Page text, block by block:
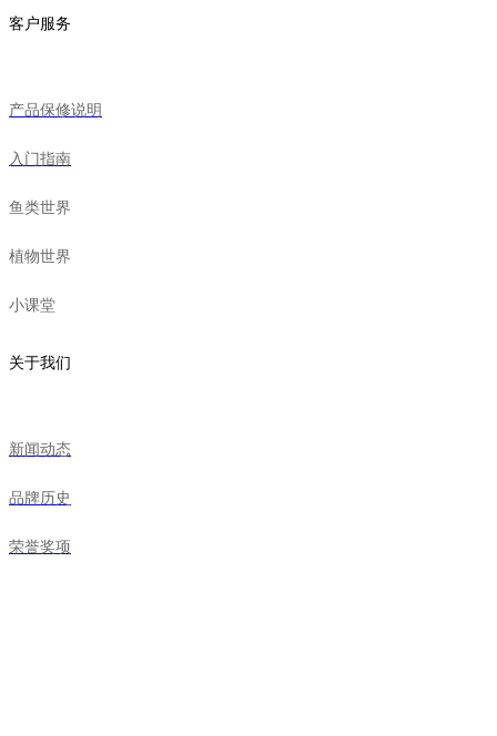
客户服务
产品保修说明
入门指南
鱼类世界
植物世界
小课堂
关于我们
新闻动态
品牌历史
荣誉奖项